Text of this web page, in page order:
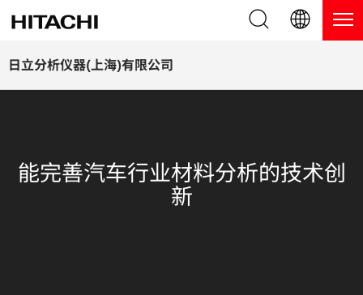
日立分析仪器(上海)有限公司
产品系列
台式 XRF 光谱仪
博客
服务
日本語 (JP)
能完善汽车行业材料分析的技术创
新